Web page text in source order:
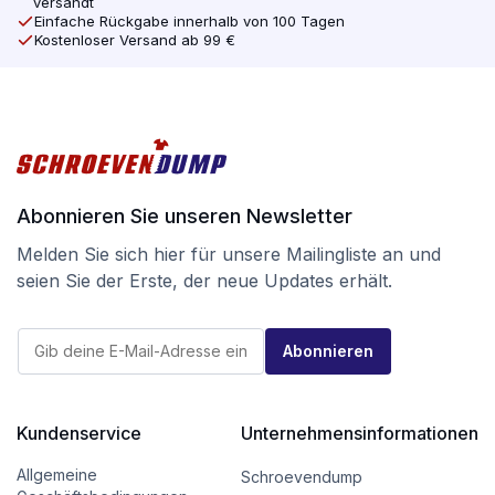
online bei screwdump.com
gleiche geblieben, aber sie hat jetzt kein Sichtfenster
mehr, so dass sie bei der Mülltrennung kein Plastik
mehr enthält.
Holen Sie sich Qualität zum besten Preis bei
screwdump.de und werfen Sie einen Blick auf unsere
Einfache Rückgabe innerhalb von 100 Tagen
Kostenloser Versand ab 99 €
Abonnieren Sie unseren Newsletter
Melden Sie sich hier für unsere Mailingliste an und
seien Sie der Erste, der neue Updates erhält.
a
E
M
a
E
M
l
Abonnieren
Kundenservice
Allgemeine
Unternehmensinformationen
Schroevendump